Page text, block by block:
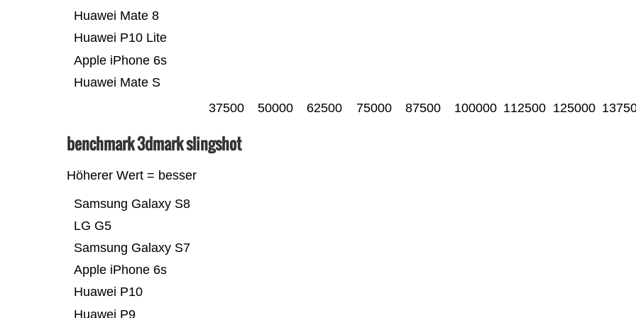
Huawei Mate S
Apple iPhone 6s
Huawei P10 Lite
Huawei Mate 8
37500 50000 62500 75000 87500 100000 112500 125000
benchmark 3dmark slingshot
Höherer Wert = besser
Huawei P9
Huawei P10
Apple iPhone 6s
Samsung Galaxy S7
LG G5
Samsung Galaxy S8